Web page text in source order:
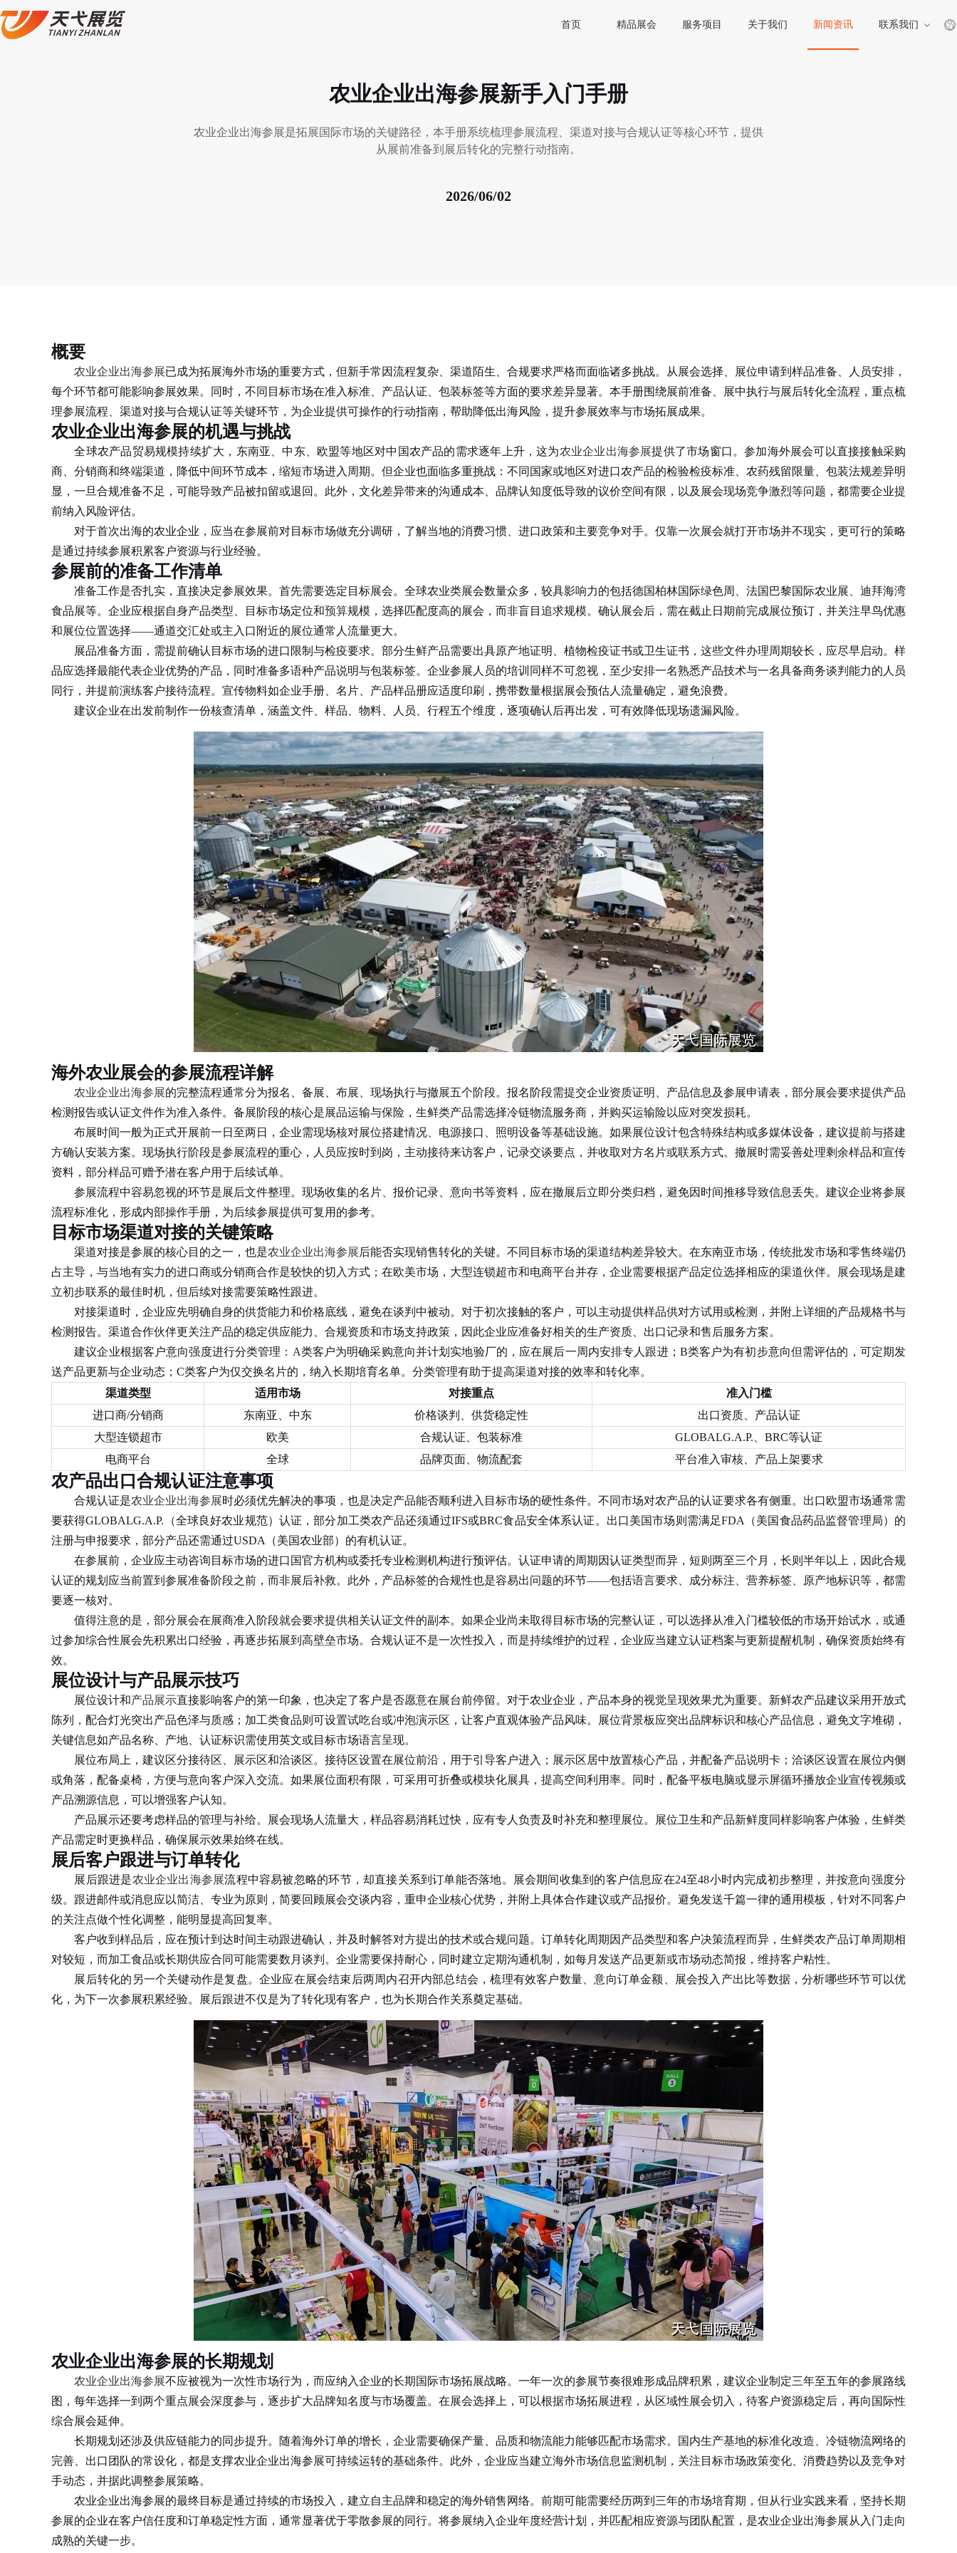
首页 精品展会 服务项目 关于我们 新闻资讯 联系我们
农业企业出海参展新手入门手册
农业企业出海参展是拓展国际市场的关键路径，本手册系统梳理参展流程、渠道对接与合规认证等核心环节，提供
从展前准备到展后转化的完整行动指南。
2026/06/02
概要
农业企业出海参展已成为拓展海外市场的重要方式，但新手常因流程复杂、渠道陌生、合规要求严格而面临诸多挑战。从展会选择、展位申请到样品准备、人员安排，
每个环节都可能影响参展效果。同时，不同目标市场在准入标准、产品认证、包装标签等方面的要求差异显著。本手册围绕展前准备、展中执行与展后转化全流程，重点梳
理参展流程、渠道对接与合规认证等关键环节，为企业提供可操作的行动指南，帮助降低出海风险，提升参展效率与市场拓展成果。
农业企业出海参展的机遇与挑战
全球农产品贸易规模持续扩大，东南亚、中东、欧盟等地区对中国农产品的需求逐年上升，这为农业企业出海参展提供了市场窗口。参加海外展会可以直接接触采购
商、分销商和终端渠道，降低中间环节成本，缩短市场进入周期。但企业也面临多重挑战：不同国家或地区对进口农产品的检验检疫标准、农药残留限量、包装法规差异明
显，一旦合规准备不足，可能导致产品被扣留或退回。此外，文化差异带来的沟通成本、品牌认知度低导致的议价空间有限，以及展会现场竞争激烈等问题，都需要企业提
前纳入风险评估。
对于首次出海的农业企业，应当在参展前对目标市场做充分调研，了解当地的消费习惯、进口政策和主要竞争对手。仅靠一次展会就打开市场并不现实，更可行的策略
是通过持续参展积累客户资源与行业经验。
参展前的准备工作清单
准备工作是否扎实，直接决定参展效果。首先需要选定目标展会。全球农业类展会数量众多，较具影响力的包括德国柏林国际绿色周、法国巴黎国际农业展、迪拜海湾
食品展等。企业应根据自身产品类型、目标市场定位和预算规模，选择匹配度高的展会，而非盲目追求规模。确认展会后，需在截止日期前完成展位预订，并关注早鸟优惠
和展位位置选择——通道交汇处或主入口附近的展位通常人流量更大。
展品准备方面，需提前确认目标市场的进口限制与检疫要求。部分生鲜产品需要出具原产地证明、植物检疫证书或卫生证书，这些文件办理周期较长，应尽早启动。样
品应选择最能代表企业优势的产品，同时准备多语种产品说明与包装标签。企业参展人员的培训同样不可忽视，至少安排一名熟悉产品技术与一名具备商务谈判能力的人员
同行，并提前演练客户接待流程。宣传物料如企业手册、名片、产品样品册应适度印刷，携带数量根据展会预估人流量确定，避免浪费。
建议企业在出发前制作一份核查清单，涵盖文件、样品、物料、人员、行程五个维度，逐项确认后再出发，可有效降低现场遗漏风险。
海外农业展会的参展流程详解
农业企业出海参展的完整流程通常分为报名、备展、布展、现场执行与撤展五个阶段。报名阶段需提交企业资质证明、产品信息及参展申请表，部分展会要求提供产品
检测报告或认证文件作为准入条件。备展阶段的核心是展品运输与保险，生鲜类产品需选择冷链物流服务商，并购买运输险以应对突发损耗。
布展时间一般为正式开展前一日至两日，企业需现场核对展位搭建情况、电源接口、照明设备等基础设施。如果展位设计包含特殊结构或多媒体设备，建议提前与搭建
方确认安装方案。现场执行阶段是参展流程的重心，人员应按时到岗，主动接待来访客户，记录交谈要点，并收取对方名片或联系方式。撤展时需妥善处理剩余样品和宣传
资料，部分样品可赠予潜在客户用于后续试单。
参展流程中容易忽视的环节是展后文件整理。现场收集的名片、报价记录、意向书等资料，应在撤展后立即分类归档，避免因时间推移导致信息丢失。建议企业将参展
流程标准化，形成内部操作手册，为后续参展提供可复用的参考。
目标市场渠道对接的关键策略
渠道对接是参展的核心目的之一，也是农业企业出海参展后能否实现销售转化的关键。不同目标市场的渠道结构差异较大。在东南亚市场，传统批发市场和零售终端仍
占主导，与当地有实力的进口商或分销商合作是较快的切入方式；在欧美市场，大型连锁超市和电商平台并存，企业需要根据产品定位选择相应的渠道伙伴。展会现场是建
立初步联系的最佳时机，但后续对接需要策略性跟进。
对接渠道时，企业应先明确自身的供货能力和价格底线，避免在谈判中被动。对于初次接触的客户，可以主动提供样品供对方试用或检测，并附上详细的产品规格书与
检测报告。渠道合作伙伴更关注产品的稳定供应能力、合规资质和市场支持政策，因此企业应准备好相关的生产资质、出口记录和售后服务方案。
建议企业根据客户意向强度进行分类管理：A类客户为明确采购意向并计划实地验厂的，应在展后一周内安排专人跟进；B类客户为有初步意向但需评估的，可定期发
送产品更新与企业动态；C类客户为仅交换名片的，纳入长期培育名单。分类管理有助于提高渠道对接的效率和转化率。
渠道类型
适用市场 对接重点
准入门槛
进口商/分销商
东南亚、中东 价格谈判、供货稳定性
出口资质、产品认证
大型连锁超市
欧美 合规认证、包装标准
GLOBALG.A.P.、BRC等认证
电商平台
全球 品牌页面、物流配套 平台准入审核、产品上架要求
农产品出口合规认证注意事项
合规认证是农业企业出海参展时必须优先解决的事项，也是决定产品能否顺利进入目标市场的硬性条件。不同市场对农产品的认证要求各有侧重。出口欧盟市场通常需
要获得GLOBALG.A.P.（全球良好农业规范）认证，部分加工类农产品还须通过IFS或BRC食品安全体系认证。出口美国市场则需满足FDA（美国食品药品监督管理局）的
注册与申报要求，部分产品还需通过USDA（美国农业部）的有机认证。
在参展前，企业应主动咨询目标市场的进口国官方机构或委托专业检测机构进行预评估。认证申请的周期因认证类型而异，短则两至三个月，长则半年以上，因此合规
认证的规划应当前置到参展准备阶段之前，而非展后补救。此外，产品标签的合规性也是容易出问题的环节——包括语言要求、成分标注、营养标签、原产地标识等，都需
要逐一核对。
值得注意的是，部分展会在展商准入阶段就会要求提供相关认证文件的副本。如果企业尚未取得目标市场的完整认证，可以选择从准入门槛较低的市场开始试水，或通
过参加综合性展会先积累出口经验，再逐步拓展到高壁垒市场。合规认证不是一次性投入，而是持续维护的过程，企业应当建立认证档案与更新提醒机制，确保资质始终有
效。
展位设计与产品展示技巧
展位设计和产品展示直接影响客户的第一印象，也决定了客户是否愿意在展台前停留。对于农业企业，产品本身的视觉呈现效果尤为重要。新鲜农产品建议采用开放式
陈列，配合灯光突出产品色泽与质感；加工类食品则可设置试吃台或冲泡演示区，让客户直观体验产品风味。展位背景板应突出品牌标识和核心产品信息，避免文字堆砌，
关键信息如产品名称、产地、认证标识需使用英文或目标市场语言呈现。
展位布局上，建议区分接待区、展示区和洽谈区。接待区设置在展位前沿，用于引导客户进入；展示区居中放置核心产品，并配备产品说明卡；洽谈区设置在展位内侧
或角落，配备桌椅，方便与意向客户深入交流。如果展位面积有限，可采用可折叠或模块化展具，提高空间利用率。同时，配备平板电脑或显示屏循环播放企业宣传视频或
产品溯源信息，可以增强客户认知。
产品展示还要考虑样品的管理与补给。展会现场人流量大，样品容易消耗过快，应有专人负责及时补充和整理展位。展位卫生和产品新鲜度同样影响客户体验，生鲜类
产品需定时更换样品，确保展示效果始终在线。
展后客户跟进与订单转化
展后跟进是农业企业出海参展流程中容易被忽略的环节，却直接关系到订单能否落地。展会期间收集到的客户信息应在24至48小时内完成初步整理，并按意向强度分
级。跟进邮件或消息应以简洁、专业为原则，简要回顾展会交谈内容，重申企业核心优势，并附上具体合作建议或产品报价。避免发送千篇一律的通用模板，针对不同客户
的关注点做个性化调整，能明显提高回复率。
客户收到样品后，应在预计到达时间主动跟进确认，并及时解答对方提出的技术或合规问题。订单转化周期因产品类型和客户决策流程而异，生鲜类农产品订单周期相
对较短，而加工食品或长期供应合同可能需要数月谈判。企业需要保持耐心，同时建立定期沟通机制，如每月发送产品更新或市场动态简报，维持客户粘性。
展后转化的另一个关键动作是复盘。企业应在展会结束后两周内召开内部总结会，梳理有效客户数量、意向订单金额、展会投入产出比等数据，分析哪些环节可以优
化，为下一次参展积累经验。展后跟进不仅是为了转化现有客户，也为长期合作关系奠定基础。
农业企业出海参展的长期规划
农业企业出海参展不应被视为一次性市场行为，而应纳入企业的长期国际市场拓展战略。一年一次的参展节奏很难形成品牌积累，建议企业制定三年至五年的参展路线
图，每年选择一到两个重点展会深度参与，逐步扩大品牌知名度与市场覆盖。在展会选择上，可以根据市场拓展进程，从区域性展会切入，待客户资源稳定后，再向国际性
综合展会延伸。
长期规划还涉及供应链能力的同步提升。随着海外订单的增长，企业需要确保产量、品质和物流能力能够匹配市场需求。国内生产基地的标准化改造、冷链物流网络的
完善、出口团队的常设化，都是支撑农业企业出海参展可持续运转的基础条件。此外，企业应当建立海外市场信息监测机制，关注目标市场政策变化、消费趋势以及竞争对
手动态，并据此调整参展策略。
农业企业出海参展的最终目标是通过持续的市场投入，建立自主品牌和稳定的海外销售网络。前期可能需要经历两到三年的市场培育期，但从行业实践来看，坚持长期
参展的企业在客户信任度和订单稳定性方面，通常显著优于零散参展的同行。将参展纳入企业年度经营计划，并匹配相应资源与团队配置，是农业企业出海参展从入门走向
成熟的关键一步。